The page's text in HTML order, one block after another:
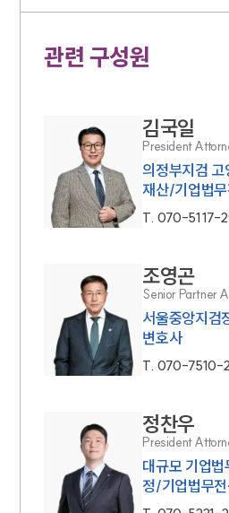
관련 구성원
김국일
President
의정부지검
재산/기업법
T. 070-5117-
조영곤
Senior Partner
서울중앙지검
변호사
T. 070-7510-
정찬우
President
대규모 기업
정/기업법무